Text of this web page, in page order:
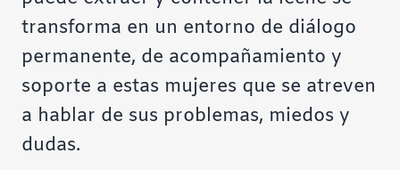
transforma en un entorno de diálogo
permanente, de acompañamiento y
soporte a estas mujeres que se atreven
a hablar de sus problemas, miedos y
dudas.